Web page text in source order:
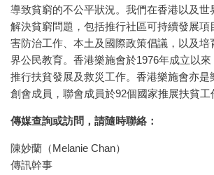
導致貧窮的不公平狀況。我們在香港以及世
解決貧窮問題，包括推行社區可持續發展項
害防治工作、本土及國際政策倡議，以及培
界公民教育。香港樂施會於1976年成立以
推行扶貧發展及救災工作。香港樂施會亦是
創會成員，聯會成員於92個國家推展扶貧工
傳媒查詢或訪問，請隨時聯絡：
陳妙蘭（Melanie Chan）
傳訊幹事